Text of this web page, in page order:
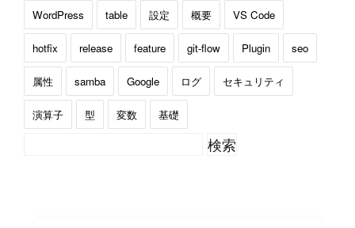
WordPress table 設定 概要 VS Code
hotfix release feature git-flow Plugin seo
属性 samba Google ログ セキュリティ
演算子 型 変数 基礎